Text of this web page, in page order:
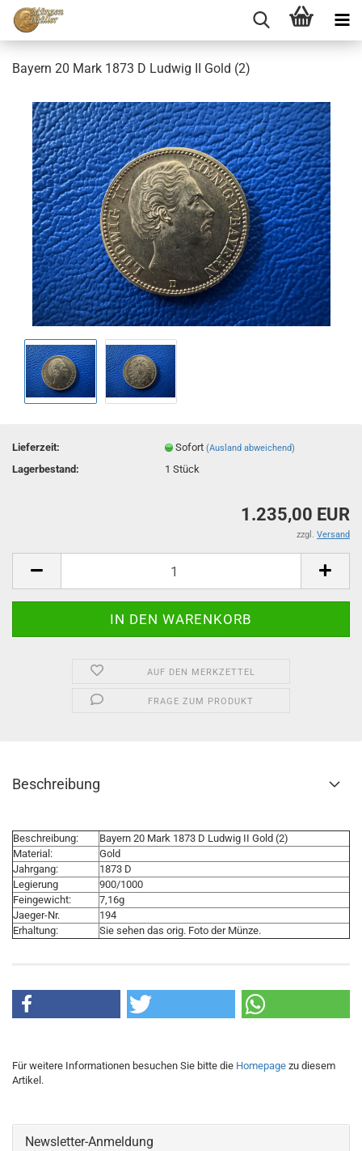
Bayern 20 Mark 1873 D Ludwig II Gold (2)
Lieferzeit: Sofort(Ausland abweichend)
Lagerbestand: 1Stück
1.235,00 EUR
zzgl. Versand
AUF DEN MERKZETTEL
FRAGE ZUM PRODUKT
Beschreibung
Beschreibung:
Bayern 20 Mark 1873 D Ludwig II Gold (2)
Material:
Gold
Jahrgang:
1873 D
Legierung
900/1000
Feingewicht:
7,16g
Jaeger-Nr.
194
Erhaltung:
Sie sehen das orig. Foto der Münze.
Für weitere Informationen besuchen Sie bitte die Homepage zu diesem
Artikel.
Newsletter-Anmeldung